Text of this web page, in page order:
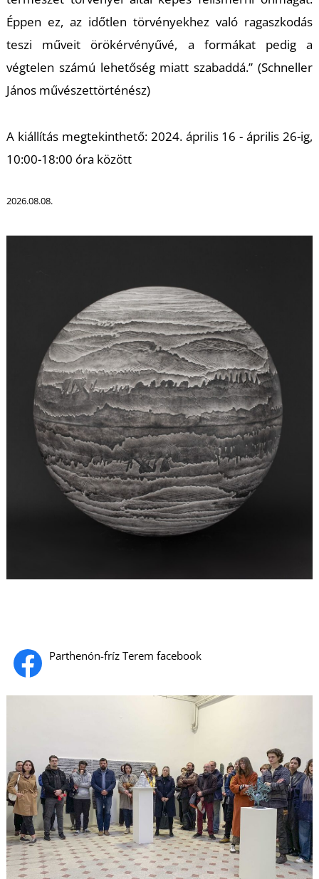
Parthenón-fríz Terem facebook
Éppen ez, az időtlen törvényekhez való ragaszkodás
teszi műveit örökérvényűvé, a formákat pedig a
végtelen számú lehetőség miatt szabaddá.” (Schneller
János művészettörténész)
A kiállítás megtekinthető: 2024. április 16 - április 26-ig,
10:00-18:00 óra között
2026.08.08.